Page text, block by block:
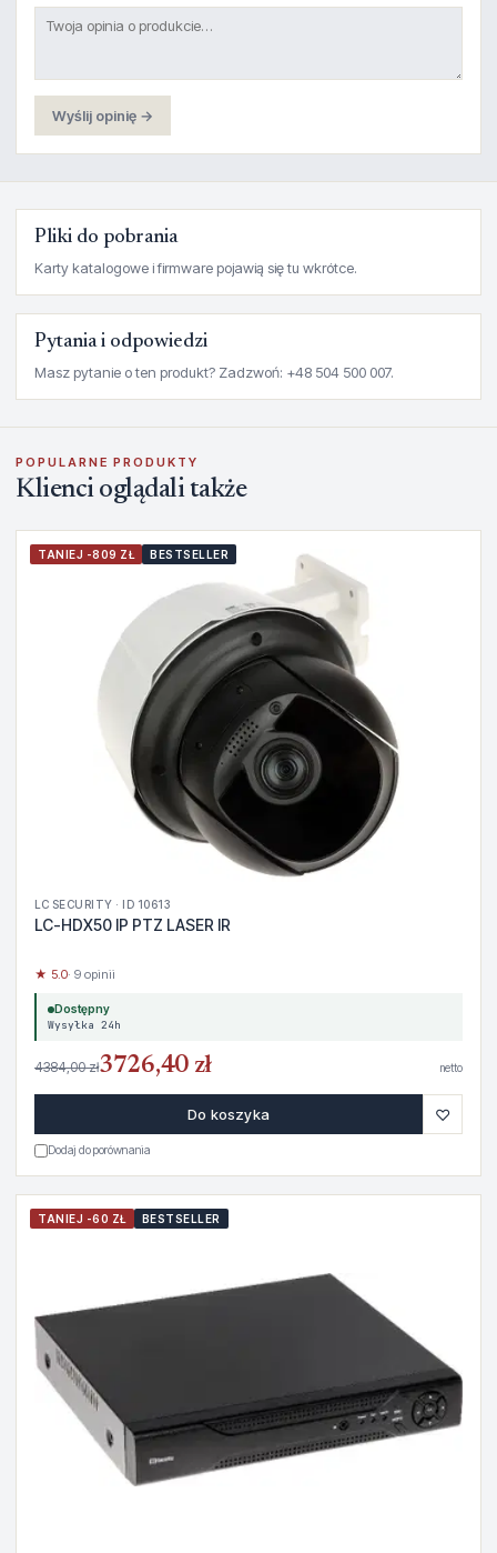
Wyślij opinię →
Pliki do pobrania
Karty katalogowe i firmware pojawią się tu wkrótce.
Pytania i odpowiedzi
Masz pytanie o ten produkt? Zadzwoń: +48 504 500 007.
POPULARNE PRODUKTY
Klienci oglądali także
TANIEJ -809 ZŁ BESTSELLER
LC SECURITY · ID 10613
LC-HDX50 IP PTZ LASER IR
★ 5.0· 9 opinii
Dostępny
Wysyłka 24h
4384,00 zł3726,40 zł netto
Do koszyka ♡
Dodaj do porównania
TANIEJ -60 ZŁ BESTSELLER